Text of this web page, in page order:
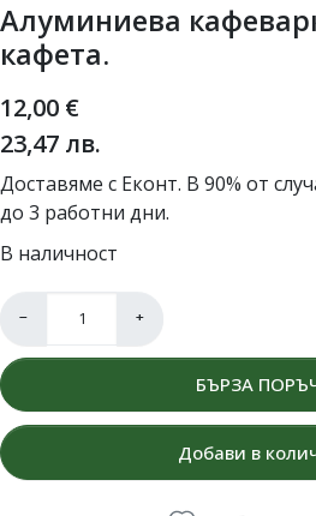
Алуминиева
кафета.
12,00 €
23,47 лв.
Доставяме с Еконт. В 90% от
до 3 работни дни.
В наличност
− +
БЪРЗА
Добави в